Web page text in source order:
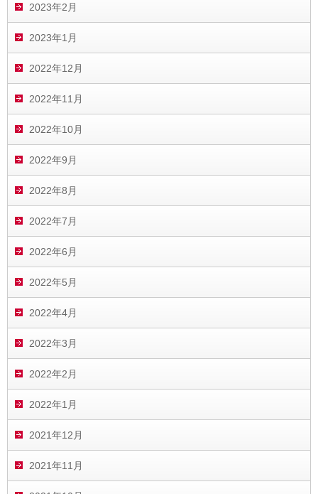
2023年2月
2023年1月
2022年12月
2022年11月
2022年10月
2022年9月
2022年8月
2022年7月
2022年6月
2022年5月
2022年4月
2022年3月
2022年2月
2022年1月
2021年12月
2021年11月